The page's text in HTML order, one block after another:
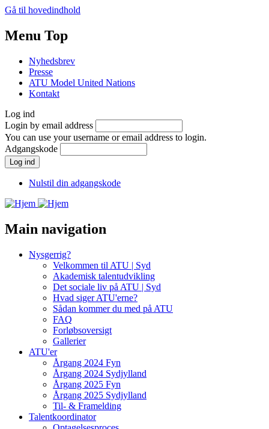
Gå til hovedindhold
Menu Top
Nyhedsbrev
Presse
ATU Model United Nations
Kontakt
Log ind
Login by email address
You can use your username or email address to login.
Adgangskode
Nulstil din adgangskode
Main navigation
Nysgerrig?
Velkommen til ATU | Syd
Akademisk talentudvikling
Det sociale liv på ATU | Syd
Hvad siger ATU'erne?
Sådan kommer du med på ATU
FAQ
Forløbsoversigt
Gallerier
ATU'er
Årgang 2024 Fyn
Årgang 2024 Sydjylland
Årgang 2025 Fyn
Årgang 2025 Sydjylland
Til- & Framelding
Talentkoordinator